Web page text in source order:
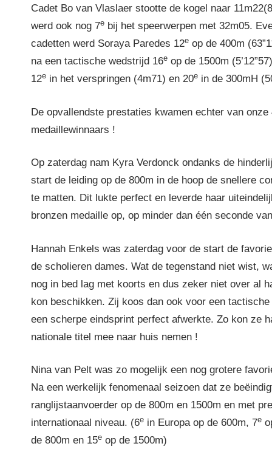
Cadet Bo van Vlaslaer stootte de kogel naar 11m22(8
werd ook nog 7e bij het speerwerpen met 32m05.
cadetten werd Soraya Paredes 12e op de 400m
na een tactische wedstrijd 16e op de 1500m
12e in het verspringen (4m71) en 20e in de 300mH
De opvallendste prestaties kwamen echter van onze
medaillewinnaars !
Op zaterdag nam Kyra Verdonck ondanks de
start de leiding op de 800m in de hoop de snellere
te matten. Dit lukte perfect en leverde haar
bronzen medaille op, op minder dan één seconde
Hannah Enkels was zaterdag voor de start de
de scholieren dames. Wat de tegenstand niet wist,
nog in bed lag met koorts en dus zeker niet over al
kon beschikken. Zij koos dan ook voor een
een scherpe eindsprint perfect afwerkte. Zo kon ze
nationale titel mee naar huis nemen !
Nina van Pelt was zo mogelijk een nog grotere
Na een werkelijk fenomenaal seizoen dat ze
ranglijstaanvoerder op de 800m en 1500m en met
internationaal niveau. (6e in Europa op de 600m, 7e
de 800m en 15e op de 1500m)